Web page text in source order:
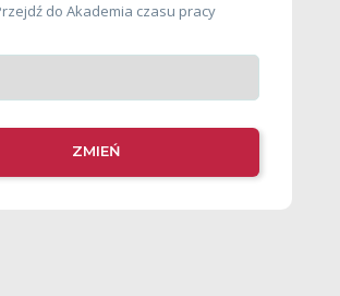
do Akademia czasu pracy